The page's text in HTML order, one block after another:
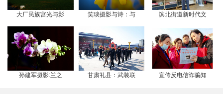
大厂民族宫光与影 笑琰摄影与诗：与 滨北街道新时代文
孙建军摄影:兰之 甘肃礼县：武装联 宣传反电信诈骗知